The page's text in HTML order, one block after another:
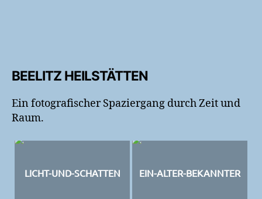
BEELITZ HEILSTÄTTEN
Ein fotografischer Spaziergang durch Zeit und
Raum.
LICHT-UND-SCHATTEN EIN-ALTER-BEKANNTER